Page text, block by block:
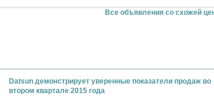
Все объявления со схожей
Datsun демонстрирует уверенные показатели продаж во
втором квартале 2015 года